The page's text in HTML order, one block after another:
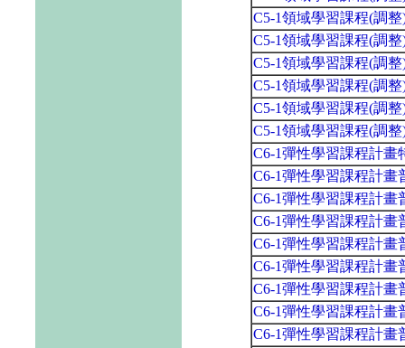
C5-1領域學習課程(調
C5-1領域學習課程(調
C5-1領域學習課程(調
C5-1領域學習課程(調
C5-1領域學習課程(調
C5-1領域學習課程(調
C6-1彈性學習課程計畫
C6-1彈性學習課程計畫
C6-1彈性學習課程計畫
C6-1彈性學習課程計畫
C6-1彈性學習課程計畫
C6-1彈性學習課程計畫
C6-1彈性學習課程計畫
C6-1彈性學習課程計畫
C6-1彈性學習課程計畫